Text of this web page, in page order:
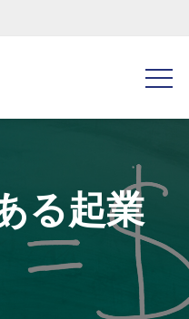
る起業